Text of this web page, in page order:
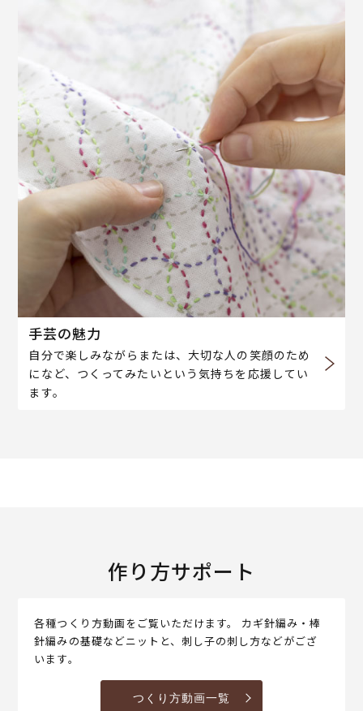
手芸の魅力
自分で楽しみながらまたは、大切な人の笑顔のため
になど、つくってみたいという気持ちを応援してい
ます。
作り方サポート
各種つくり方動画をご覧いただけます。 カギ針編み・棒
針編みの基礎などニットと、刺し子の刺し方などがござ
います。
つくり方動画一覧